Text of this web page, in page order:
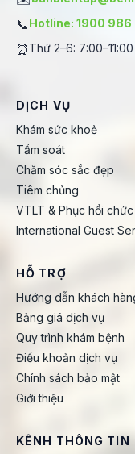
📞Hotline: 1900 986
⏰ Thứ 2–6:
DỊCH VỤ
Khám sức khoẻ
Tầm soát
Chăm sóc sắc đẹp
Tiêm chủng
VTLT & Phục hồi
International Guest
HỖ TRỢ
Hướng dẫn khách
Bảng giá dịch vụ
Quy trình khám bệnh
Điều khoản dịch vụ
Chính sách bảo mật
Giới thiệu
KÊNH THÔNG TIN